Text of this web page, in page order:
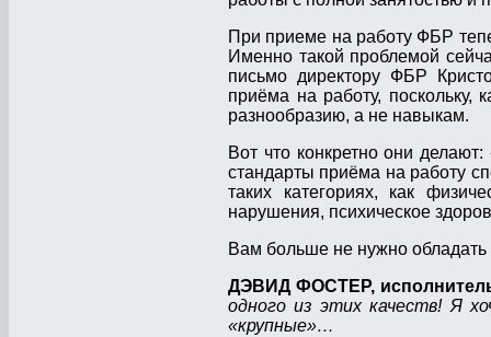
При приеме на работу ФБР
Именно такой проблемой
письмо директору ФБР
приёма на работу, поскольку,
разнообразию, а не навыкам.
Вот что конкретно они
стандарты приёма на работу
таких категориях, как
нарушения, психическое
Вам больше не нужно
ДЭВИД ФОСТЕР,
одного из этих качеств! Я
«крупные»…